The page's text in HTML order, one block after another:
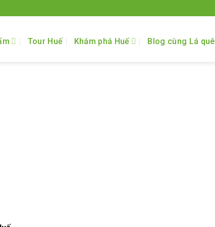
Tour Huế Khám phá Huế Blog cùng Lá quê